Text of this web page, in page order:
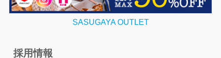
SASUGAYA OUTLET
採用情報